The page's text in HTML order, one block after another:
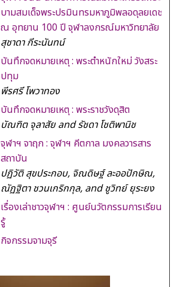
บามสมเด็จพระปรมินทรมหาภูมิพลอดุลยเดช
ณ อุทยาน 100 ปี จุฬาลงกรณ์มหาวิทยาลัย
สุชาดา กีระนันทน์
บันทึกจดหมายเหตุ : พระตำหนักใหม่ วังสระ
ปทุม
พีรศรี โพวาทอง
บันทึกจดหมายเหตุ : พระราชวังดุสิต
บัณฑิต จุลาสัย and รัชดา โชติพานิช
จุฬาฯ จาฤก : จุฬาฯ คีตกาล มงคลวารสาร
สถาบัน
ปฏิวัติ สุขประกอบ, จิณดิษฐ์ ละออปักษิณ,
ณัฏฐิตา ชวนเกริกกุล, and ชูวิทย์ ยุระยง
เรื่องเล่าชาวจุฬาฯ : ศูนย์นวัตกรรมการเรียน
รู้
กิจกรรมจามจุรี